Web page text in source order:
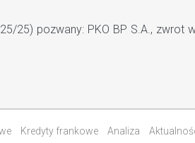
25) pozwany: PKO BP S.A.,
Kredyty frankowe Analiza